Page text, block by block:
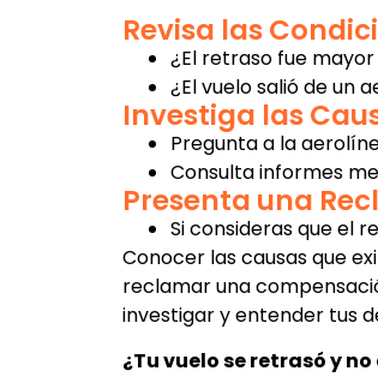
Revisa las
¿El retraso fue
¿El vuelo salió de un
Investiga las
Pregunta a la
Consulta informes
Presenta una
Si consideras que el
Conocer las causas que
reclamar una
investigar y entender tus
¿Tu vuelo se retrasó y